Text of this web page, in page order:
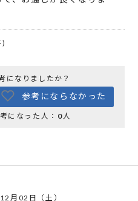
)
になりましたか？
参考にならなかった
になった人： 0 人
月02日（土）